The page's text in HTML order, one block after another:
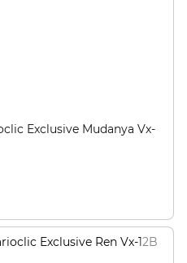
Exclusive Mudanya Vx-